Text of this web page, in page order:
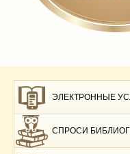
ЭЛЕКТРОННЫЕ
СПРОСИ